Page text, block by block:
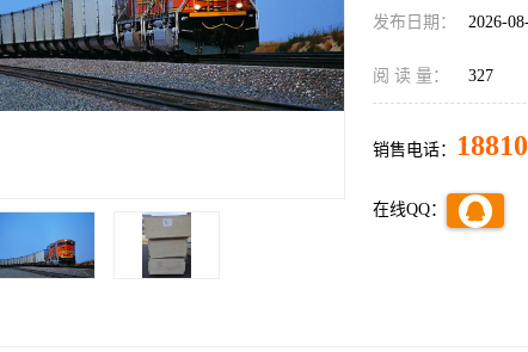
发布日期： 2026-
阅 读 量： 327
销售电话：
在线QQ：